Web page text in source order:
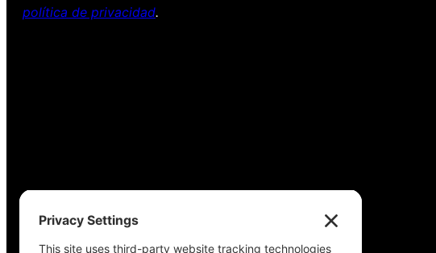
política de privacidad.